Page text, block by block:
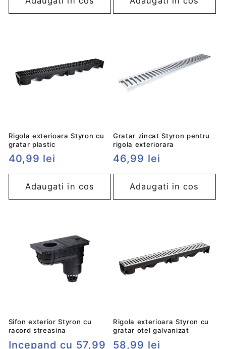
Rigola exterioara Styron cu
gratar plastic
Preț
obișnuit
40,99 lei
Adaugati in cos
Gratar zincat Styron pentru
rigola exteriorara
Preț
obișnuit
46,99 lei
Adaugati in cos
Sifon exterior Styron cu
racord streasina
Preț
Incepand cu 57,99
Rigola exterioara Styron cu
gratar otel galvanizat
Preț
58,99 lei